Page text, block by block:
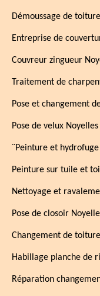
Démoussage de
Entreprise de
Couvreur zingueur
Traitement de
Pose et changement
Pose de velux
¨Peinture et
Peinture sur tuile et
Nettoyage et
Pose de closoir
Changement de
Habillage planche de
Réparation